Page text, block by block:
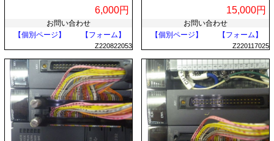
6,000円
お問い合わせ
【個別ページ】
【フォーム】
Z220822053
15,000円
お問い合わせ
【個別ページ】
【フォーム】
Z220117025